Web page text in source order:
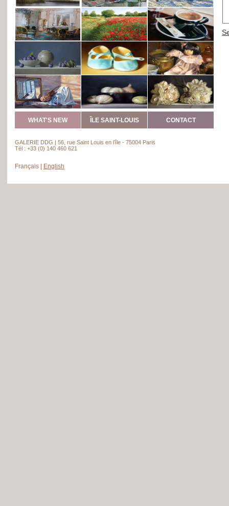
WHAT'S NEW ÎLE SAINT-LOUIS CONTACT
GALERIE DDG | 56, rue Saint Louis en l’île - 75004 Paris
Tél : +33 (0) 140 460 621
Français English